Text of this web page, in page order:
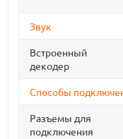
Звук
Встроенный
декодер
Способы
Разъемы для
подключения